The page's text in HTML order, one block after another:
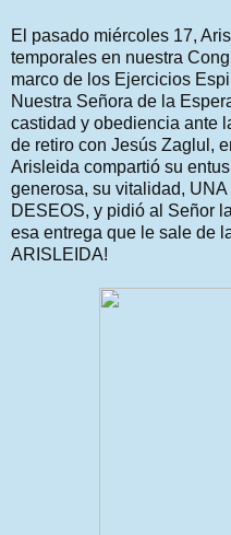
El pasado miércoles 17,
temporales en nuestra
marco de los Ejercicios
Nuestra Señora de la
castidad y obediencia ante
de retiro con Jesús Zaglul,
Arisleida compartió su
generosa, su vitalidad,
DESEOS, y pidió al Señor
esa entrega que le sale de
ARISLEIDA!